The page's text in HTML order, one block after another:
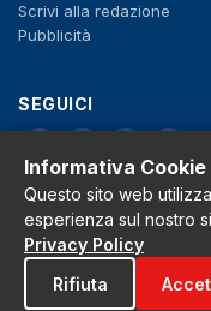
Scrivi alla redazione
Pubblicità
SEGUICI
Privacy Policy
Cookie Policy
Note legali
La Redazione
Informativa Cookie
Questo sito web
esperienza sul nostro
Privacy Policy
Rifiuta